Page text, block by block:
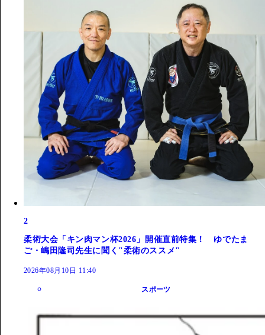
2
柔術大会「キン肉マン杯2026」開催直前特集！ ゆでたま
ご・嶋田隆司先生に聞く"柔術のススメ"
2026年08月10日 11:40
スポーツ